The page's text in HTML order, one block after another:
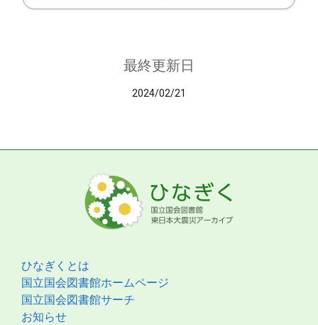
最終更新日
2024/02/21
ひなぎくとは
国立国会図書館ホームページ
国立国会図書館サーチ
お知らせ